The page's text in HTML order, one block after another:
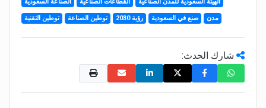
توطين التقنية توطين الصناعة رؤية 2030 صنع في السعودية مدن
شارك الحدث: